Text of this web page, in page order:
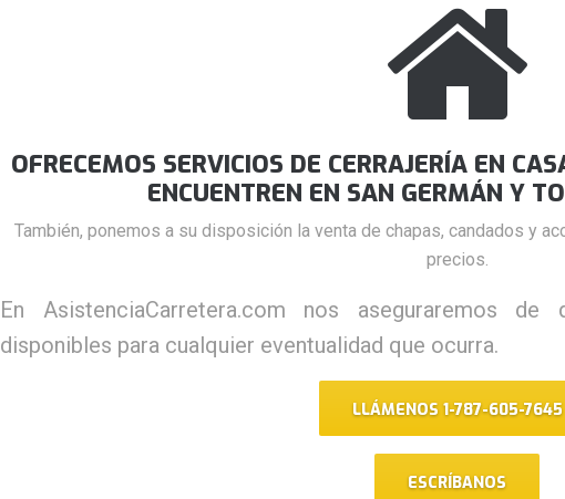
OFRECEMOS SERVICIOS DE CERRAJERÍA EN
ENCUENTREN EN SAN GERMÁN Y
También, ponemos a su disposición la venta de chapas, candados y
precios.
En AsistenciaCarretera.com nos aseguraremos
disponibles para cualquier eventualidad que ocurra.
LLÁMENOS 1-787-605-7645
ESCRÍBANOS